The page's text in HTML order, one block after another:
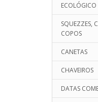
ECOLÓGICO
SQUEZZES,
COPOS
CANETAS
CHAVEIROS
DATAS